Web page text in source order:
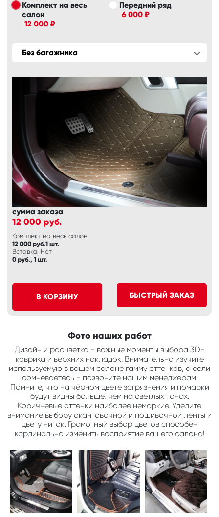
Комплект на весь
салон
12 000 ₽
Передний ряд
6 000 ₽
Без багажника
сумма заказа
12 000 руб.
Комплект на весь салон
12 000 руб.1 шт.
Вставка: Нет
0 руб., 1 шт.
В КОРЗИНУ БЫСТРЫЙ ЗАКАЗ
Фото наших работ
Дизайн и расцветка - важные моменты выбора 3D-
коврика и верхних накладок. Внимательно изучите
используемую в вашем салоне гамму оттенков, а если
сомневаетесь - позвоните нашим менеджерам.
Помните, что на чёрном цвете загрязнения и помарки
будут видны больше, чем на светлых тонах.
Коричневые оттенки наиболее немаркие. Уделите
внимание выбору окантовочной и пошивочной ленты и
цвету ниток. Грамотный выбор цветов способен
кардинально изменить восприятие вашего салона!